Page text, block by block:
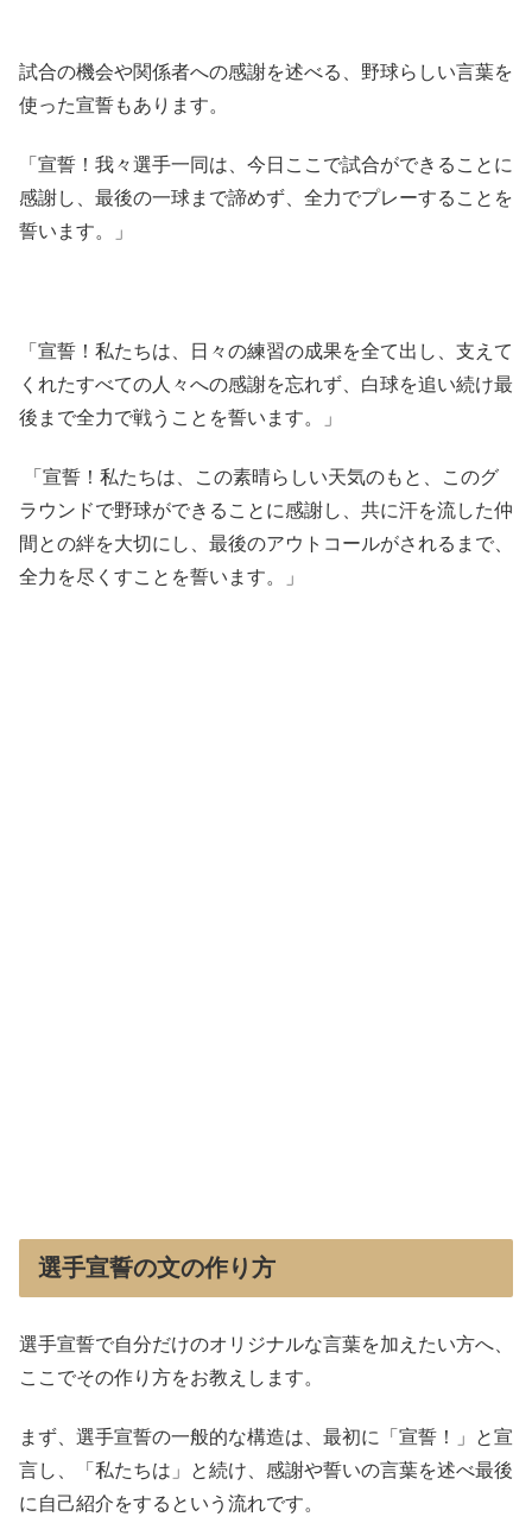
試合の機会や関係者への感謝を述べる、野球らしい言葉を
使った宣誓もあります。
「宣誓！我々選手一同は、今日ここで試合ができることに
感謝し、最後の一球まで諦めず、全力でプレーすることを
誓います。」
「宣誓！私たちは、日々の練習の成果を全て出し、支えて
くれたすべての人々への感謝を忘れず、白球を追い続け最
後まで全力で戦うことを誓います。」
「宣誓！私たちは、この素晴らしい天気のもと、このグ
ラウンドで野球ができることに感謝し、共に汗を流した仲
間との絆を大切にし、最後のアウトコールがされるまで、
全力を尽くすことを誓います。」
選手宣誓の文の作り方
選手宣誓で自分だけのオリジナルな言葉を加えたい方へ、
ここでその作り方をお教えします。
まず、選手宣誓の一般的な構造は、最初に「宣誓！」と宣
言し、「私たちは」と続け、感謝や誓いの言葉を述べ最後
に自己紹介をするという流れです。